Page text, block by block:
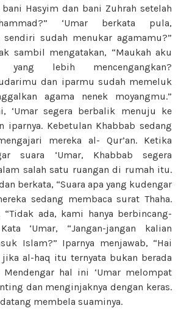
Hasyim dan bani Zuhrah setelah
‘Umar berkata pula,
sudah menukar agamamu?”
sambil mengatakan, “Maukah aku
lebih mencengangkan?
dan iparmu sudah memeluk
agama nenek moyangmu.”
‘Umar segera berbalik menuju ke
iparnya. Kebetulan Khabbab sedang
mereka al- Qur’an. Ketika
suara ‘Umar, Khabbab segera
salah satu ruangan di rumah itu.
berkata, “Suara apa yang kudengar
sedang membaca surat Thaha.
“Tidak ada, kami hanya berbincang-
‘Umar, “Jangan-jangan kalian
Islam?” Iparnya menjawab, “Hai
jika al-haq itu ternyata bukan berada
Mendengar hal ini ‘Umar melompat
dan menginjaknya dengan keras.
membela suaminya.